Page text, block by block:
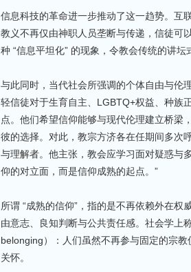
信息科技的革命进一步推动了这一趋势。互
教义不再仅由神职人员垄断与传递，信徒可
种 “信息平坦化” 的现象，令教会传统的讲坛
与此同时，当代社会所强调的个体自由与伦
轻信徒对于生育自主、LGBTQ+权益、种族
点。他们希望信仰能够与现代伦理建立桥梁
彼的选择。对此，教宗方济各在任期间多次
与理解者。他主张，教会应学习面对疑惑与
仰的对立面，而是信仰成熟的起点。”
所谓 “成熟的信仰”，指的是不再依赖外在
由意志、良知判断与公共责任感。社会学上
belonging）：人们虽然不再参与固定的宗
关怀。